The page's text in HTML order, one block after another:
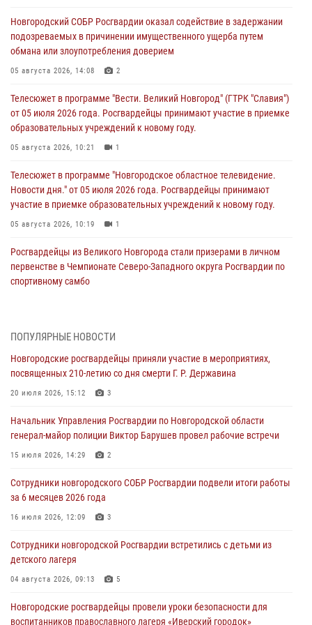
Новгородский СОБР Росгвардии оказал содействие в задержании
подозреваемых в причинении имущественного ущерба путем
обмана или злоупотребления доверием
05 августа 2026, 14:08 2
Телесюжет в программе "Вести. Великий Новгород" (ГТРК "Славия")
от 05 июля 2026 года. Росгвардейцы принимают участие в приемке
образовательных учреждений к новому году.
05 августа 2026, 10:21 1
Телесюжет в программе "Новгородское областное телевидение.
Новости дня." от 05 июля 2026 года. Росгвардейцы принимают
участие в приемке образовательных учреждений к новому году.
05 августа 2026, 10:19 1
Росгвардейцы из Великого Новгорода стали призерами в личном
первенстве в Чемпионате Северо-Западного округа Росгвардии по
спортивному самбо
детского лагеря
04 августа 2026, 09:13 5
Новгородские росгвардейцы за неделю осуществили 203 выезда на
04 августа 2026, 09:12 1
Радиоэфир программы "Новости дня" на радио "Радио53" от 30
центре подготовки личного состава Росгвардии.
30 июля 2026, 16:00 1
разрешительной работы Росгвардии провели телефонную «горячую
линию»
30 июля 2026, 14:36 1
Новгородские росгвардейцы рассказали о службе детям из летнего
лагеря «Волынь»
ПОПУЛЯРНЫЕ НОВОСТИ
Новгородские росгвардейцы приняли участие в мероприятиях,
посвященных 210-летию со дня смерти Г. Р. Державина
20 июля 2026, 15:12 3
Начальник Управления Росгвардии по Новгородской области
генерал-майор полиции Виктор Барушев провел рабочие встречи
15 июля 2026, 14:29 2
Сотрудники новгородского СОБР Росгвардии подвели итоги работы
за 6 месяцев 2026 года
16 июля 2026, 12:09 3
Сотрудники новгородской Росгвардии встретились с детьми из
детского лагеря
04 августа 2026, 09:13 5
Новгородские росгвардейцы провели уроки безопасности для
воспитанников православного лагеря «Иверский городок»